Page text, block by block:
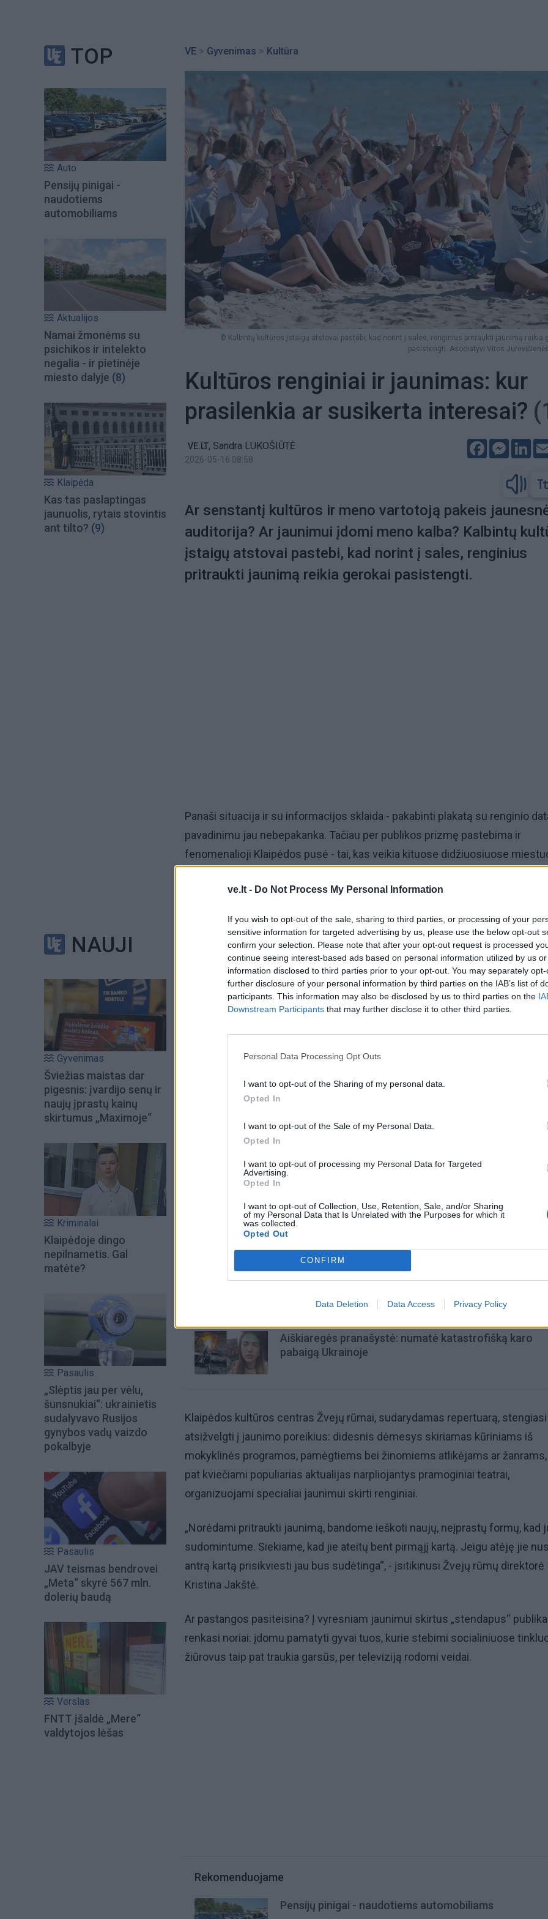
ve.lt - Do Not Process My Personal Information
If you wish to opt-out of the sale, sharing to third parties, or processing of your
sensitive information for targeted advertising by us, please use the below opt-out
confirm your selection. Please note that after your opt-out request is processed
continue seeing interest-based ads based on personal information utilized by us
information disclosed to third parties prior to your opt-out. You may separately
further disclosure of your personal information by third parties on the IAB’s list of
participants. This information may also be disclosed by us to third parties on the
Downstream Participants that may further disclose it to other third parties.
Personal Data Processing Opt Outs
I want to opt-out of the Sharing of my personal data.
Opted In
I want to opt-out of the Sale of my Personal Data.
Opted In
I want to opt-out of processing my Personal Data for Targeted
Advertising.
Opted In
I want to opt-out of Collection, Use, Retention, Sale, and/or Sharing
of my Personal Data that Is Unrelated with the Purposes for which it
was collected.
Opted Out
CONFIRM
Data Deletion Data Access Privacy Policy
TOP
Auto
Pensijų pinigai -
naudotiems
automobiliams
Aktualijos
Namai žmonėms su
psichikos ir intelekto
negalia - ir pietinėje
miesto dalyje (8)
Klaipėda
Kas tas paslaptingas
jaunuolis, rytais stovintis
ant tilto? (9)
NAUJI
Gyvenimas
Šviežias maistas dar
pigesnis: įvardijo senų ir
naujų įprastų kainų
skirtumus „Maximoje“
Kriminalai
Klaipėdoje dingo
nepilnametis. Gal
matėte?
Pasaulis
„Slėptis jau per vėlu,
šunsnukiai“: ukrainietis
sudalyvavo Rusijos
gynybos vadų vaizdo
pokalbyje
Pasaulis
JAV teismas bendrovei
„Meta“ skyrė 567 mln.
dolerių baudą
Verslas
FNTT įšaldė „Mere“
valdytojos lėšas
VE > Gyvenimas > Kultūra
© Kalbintų kultūros įstaigų atstovai pastebi, kad norint į sales, renginius pritraukti jaunimą reikia
pasistengti. Asociatyvi Vitos
Kultūros renginiai ir jaunimas: kur
prasilenkia ar susikerta interesai?
VE.LT, Sandra LUKOŠIŪTĖ
2026-05-16 08:58
Facebook
Ar senstantį kultūros ir meno vartotoją pakeis
auditorija? Ar jaunimui įdomi meno kalba? Kalbintų
įstaigų atstovai pastebi, kad norint į sales, renginius
pritraukti jaunimą reikia gerokai pasistengti.
Panaši situacija ir su informacijos sklaida - pakabinti plakatą su renginio
pavadinimu jau nebepakanka. Tačiau per publikos prizmę pastebima ir
fenomenalioji Klaipėdos pusė - tai, kas veikia kituose didžiuosiuose
Dauguma kalbintų įstaigų atstovų atviri: stengiasi būti įdomūs ir patrauklūs
jaunimui bei augančiai kartai. Kartais tam dedamos specialios pastangos,
- tiesiog reikiamu laiku pasirodo tinkami žmonės. Daugelis džiaugiasi
suaktyvėjusiomis mokyklų bendruomenėmis, tačiau apgailestauja, kad toji
Šiuo metu skaitomiausi
Mirė garsi lietuvių aktorė: „Jos vaidmenys išliks
teatro istorijoje“
Aiškiaregės pranašystė: numatė katastrofišką karo
pabaigą Ukrainoje
Klaipėdos kultūros centras Žvejų rūmai, sudarydamas repertuarą, stengiasi
atsižvelgti į jaunimo poreikius: didesnis dėmesys skiriamas kūriniams iš
mokyklinės programos, pamėgtiems bei žinomiems atlikėjams ar
pat kviečiami populiarias aktualijas narpliojantys pramoginiai teatrai,
organizuojami specialiai jaunimui skirti renginiai.
„Norėdami pritraukti jaunimą, bandome ieškoti naujų, neįprastų formų, kad
sudomintume. Siekiame, kad jie ateitų bent pirmąjį kartą. Jeigu atėję jie
antrą kartą prisikviesti jau bus sudėtinga“, - įsitikinusi Žvejų rūmų direktorė
Kristina Jakštė.
Ar pastangos pasiteisina? Į vyresniam jaunimui skirtus „stendapus“ publika
renkasi noriai: įdomu pamatyti gyvai tuos, kurie stebimi socialiniuose
žiūrovus taip pat traukia garsūs, per televiziją rodomi veidai.
Rekomenduojame
Pensijų pinigai - naudotiems automobiliams